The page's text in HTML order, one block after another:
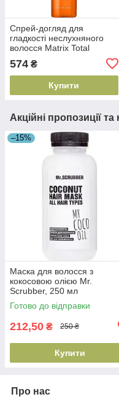
Спрей-догляд для
гладкості неслухняного
волосся Matrix Total
Results Mega Sleek, 250
мл (884486235633)
574 ₴
Купити
Акційні пропозиції
–15%
Маска для волосся з
кокосовою олією Mr.
Scrubber, 250 мл
(4820200231839)
Готово до відправки
212,50 ₴ 250 ₴
Купити
Про нас